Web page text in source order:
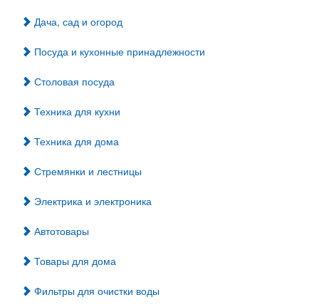
Дача, сад и огород
Посуда и кухонные принадлежности
Столовая посуда
Техника для кухни
Техника для дома
Стремянки и лестницы
Электрика и электроника
Автотовары
Товары для дома
Фильтры для очистки воды